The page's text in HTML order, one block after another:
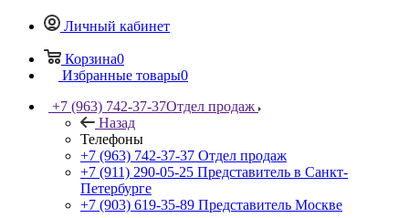
Личный кабинет
Корзина0
Избранные товары0
+7 (963) 742-37-37Отдел продаж
Назад
Телефоны
+7 (963) 742-37-37 Отдел продаж
+7 (911) 290-05-25 Представитель в Санкт-
Петербурге
+7 (903) 619-35-89 Представитель Москве